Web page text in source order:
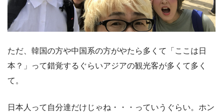
ただ、韓国の方や中国系の方がやたら多くて「ここは日
本？」って錯覚するぐらいアジアの観光客が多くて多く
て。
日本人って自分達だけじゃね・・・っていうぐらい。ホン